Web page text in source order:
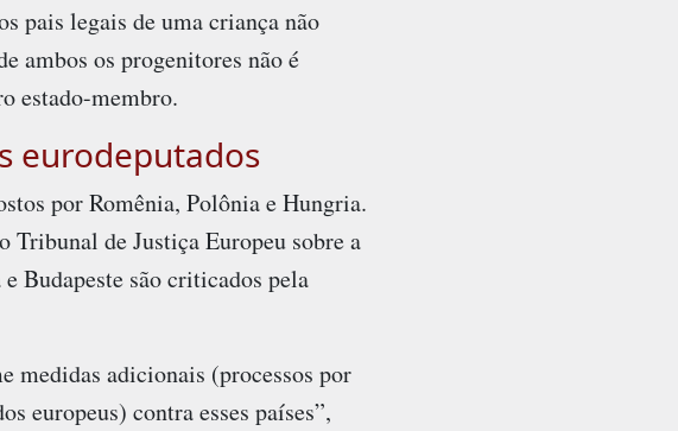
pais legais de uma criança não
ambos os progenitores não é
estado-membro.
eurodeputados
por Romênia, Polônia e Hungria.
Tribunal de Justiça Europeu sobre a
Budapeste são criticados pela
medidas adicionais (processos por
europeus) contra esses países”,